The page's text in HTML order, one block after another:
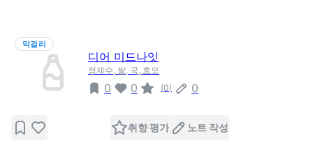
막걸리
디어 미드나잇
정제수, 쌀, 국, 효모
0 0 (0) 0
취향 평가 노트 작성